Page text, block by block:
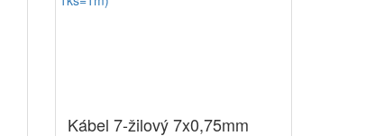
Kábel 7-žilový 7x0,75mm